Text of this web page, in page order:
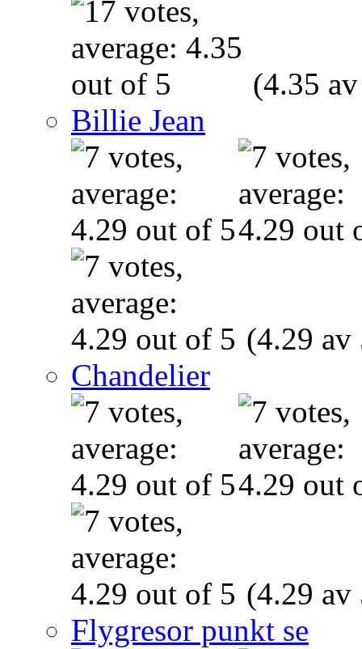
(4.35
Billie Jean
(4.29 av
Chandelier
(4.29 av
Flygresor punkt se